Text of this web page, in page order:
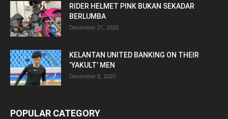
RIDER HELMET PINK BUKAN SEKADAR
BERLUMBA
December 21, 2020
KELANTAN UNITED BANKING ON THEIR
‘YAKULT’ MEN
December 8, 2020
POPULAR CATEGORY